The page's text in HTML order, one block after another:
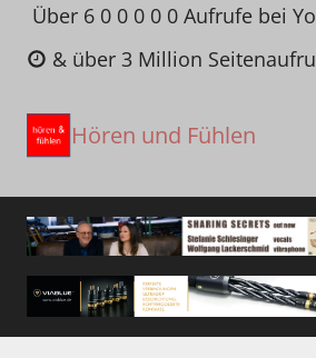
Zum
Inhalt
springen
Über 6 0 0 0 0 0 Aufrufe bei
& über 3 Million
Hören und Fühlen